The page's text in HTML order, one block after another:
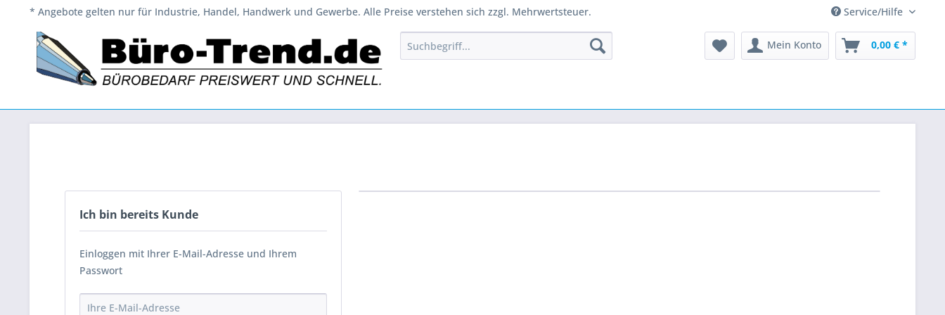
* Angebote gelten nur für Industrie, Handel, Handwerk und Gewerbe. Alle Preise verstehen sich zzgl. Mehrwertsteuer. Service/Hilfe
Mein Konto 0,00 € *
Ich bin bereits Kunde
Einloggen mit Ihrer E-Mail-Adresse und Ihrem
Passwort